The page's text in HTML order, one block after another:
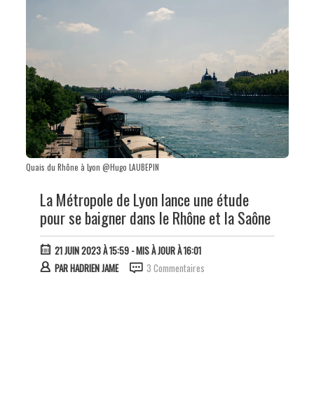
Quais du Rhône à Lyon @Hugo LAUBEPIN
La Métropole de Lyon lance une étude
pour se baigner dans le Rhône et la Saône
21 JUIN 2023 À 15:59- MIS À JOUR À 16:01
PARHADRIEN JAME 3 Commentaires